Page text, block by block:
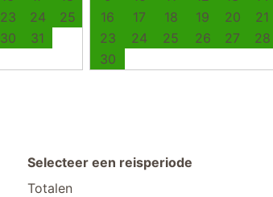
23 24
25
30 31
16
17 18 19 20 21
23
24 25 26 27 28
30
Selecteer een reisperiode
Totalen